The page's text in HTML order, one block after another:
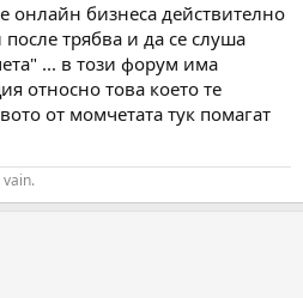
онлайн бизнеса действително
трябва и да се слуша
... в този форум има
относно това което те
от момчетата тук помагат